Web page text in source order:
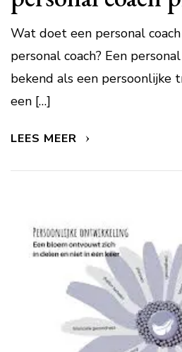
Wat doet een personal
personal coach? Een
bekend als een persoonlijke
een […]
LEES MEER